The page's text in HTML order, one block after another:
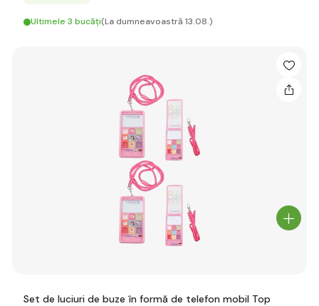
Ultimele 3 bucăți(La dumneavoastră 13.08.)
Set de luciuri de buze în formă de telefon mobil Top